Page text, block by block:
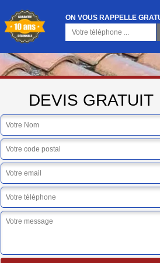
ON VOUS RAPPELLE
DEVIS GRATUIT